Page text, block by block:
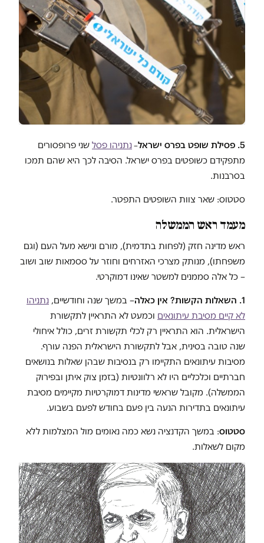
5. פסילת שופט בפרס ישראל –נתניהו פסל שני פרופסורים
מתפקידם כשופטים בפרס ישראל. הסיבה לכך היא שהם תמכו
בסרבנות.
סטטוס: שאר צוות השופטים התפטר.
מעמד ראש הממשלה
ראש מדינה חזק (לפחות בתדמית), מורם ונישא מעל העם (וגם
משפחתו), מנותק מצרכי האזרחים וחוזר על ססמאות שוב ושוב
– כל אלה סממנים למשטר שאינו דמוקרטי.
1. השאלות הקשות? אין כאלה – במשך שנה וחודשיים, נתניהו
לא קיים מסיבת עיתונאים וכמעט לא התראיין לתקשורת
הישראלית. הוא התראיין רק לכלי תקשורת זרים, כולל איחולי
שנה טובה בסינית, אבל לתקשורת הישראלית הפנה עורף.
מסיבות עיתונאים התקיימו רק בנסיבות שבהן שאלות בנושאים
חברתיים וכלכליים היו לא רלוונטיות (בזמן צוק איתן ובפירוק
הממשלה). מקובל שראשי מדינות דמוקרטיות מקיימים מסיבת
עיתונאים בתדירות הנעה בין פעם בחודש לפעם בשבוע.
סטטוס: במשך הקדנציה נשא כמה נאומים מול המצלמות ללא
מקום לשאלות.